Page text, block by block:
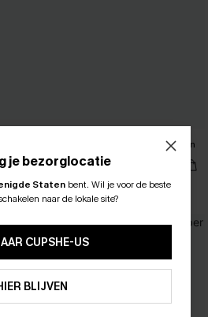
Zomerse stadsjumpsuit met strepen
44,00 €
【AG18】2 met 10% korting
NIEUW
je bezorglocatie
Staten bent. Wil je voor de beste
naar de lokale site?
CUPSHE-US
BLIJVEN
OM TE KRIJGEN﻿
OP 2ST+